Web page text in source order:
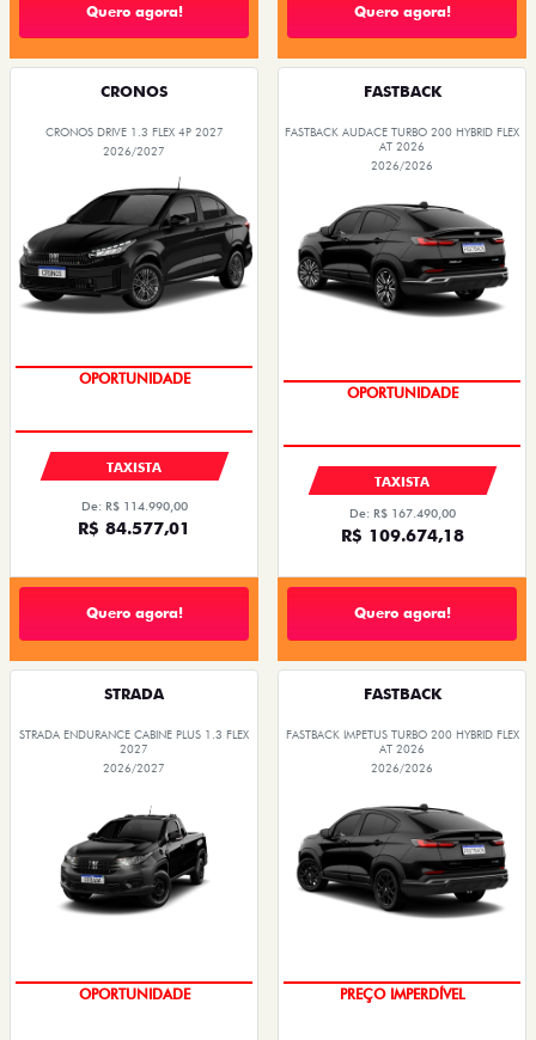
Quero agora! Quero agora!
CRONOS
CRONOS DRIVE 1.3 FLEX 4P 2027
2026/2027
PREÇOS REDUZIDOS
TAXISTA
De: R$ 114.990,00
R$ 84.577,01
Quero agora!
FASTBACK
FASTBACK AUDACE TURBO 200 HYBRID FLEX
AT 2026
2026/2026
PREÇOS REDUZIDOS
TAXISTA
De: R$ 167.490,00
R$ 109.674,18
Quero agora!
STRADA
STRADA ENDURANCE CABINE PLUS 1.3 FLEX
2027
2026/2027
PREÇOS REDUZIDOS
FASTBACK
FASTBACK IMPETUS TURBO 200 HYBRID FLEX
AT 2026
2026/2026
OPORTUNIDADE